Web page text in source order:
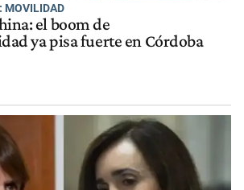
MOVILIDAD
el boom de
ya pisa fuerte en Córdoba